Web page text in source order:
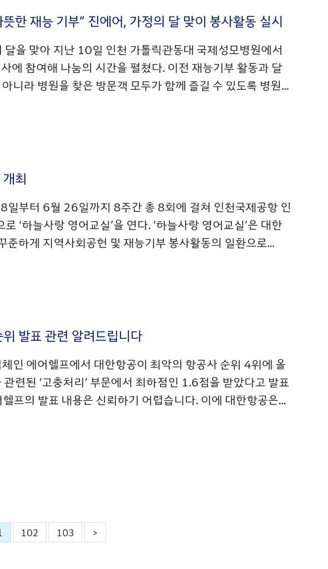
한 재능 기부” 진에어, 가정의 달 맞이 봉사활동 실시
을 맞아 지난 10일 인천 가톨릭관동대 국제성모병원에서
에 참여해 나눔의 시간을 펼쳤다. 이전 재능기부 활동과 달
니라 병원을 찾은 방문객 모두가 함께 즐길 수 있도록 병원...
최
부터 6월 26일까지 8주간 총 8회에 걸쳐 인천국제공항 인
‘하늘사랑 영어교실’을 연다. ‘하늘사랑 영어교실’은 대한
하게 지역사회공헌 및 재능기부 봉사활동의 일환으로...
발표 관련 알려드립니다
인 에어헬프에서 대한항공이 최악의 항공사 순위 4위에 올
련된 ‘고충처리’ 부문에서 최하점인 1.6점을 받았다고 발표
프의 발표 내용은 신뢰하기 어렵습니다. 이에 대한항공은...
102 103 >